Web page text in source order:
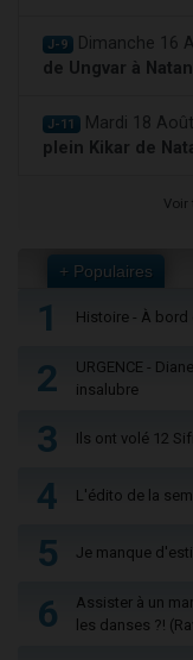
J-9 Dimanche 16
de Ungvar à
J-11 Mardi 18 Août
plein Kikar de
Voir
+ Populaires
1 Histoire - À bord
2
URGENCE -
insalubre
3 Ils ont volé 12
4 L'édito de la
5 Je manque
6
Assister à un
les danses ?!